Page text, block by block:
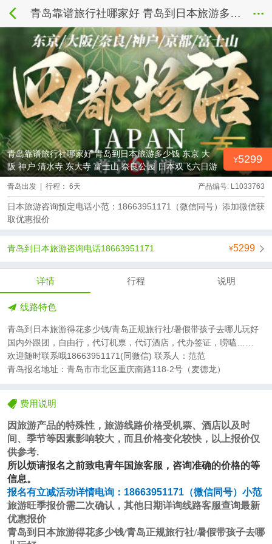
青岛靠谱旅行社哪家好 青岛到日本旅游多少钱 东京 大阪 神户 清水寺 东大寺 富士山 奈良公园 日本双飞六日游
青岛靠谱旅行社哪家好 青岛到日本旅游多少钱 东京 大
阪 神户 清水寺 东大寺 富士山 奈良公园 日本双飞六日游
5299
产品编号: L1033763
青岛出发 | 行程： 6天
日本旅游咨询预定电话小范：18663951171（微信同号）添加微信获
取优惠报价
5299
青岛到日本旅游咨询电话18663951171
详情 行程 说明
线路特色
青岛到日本旅游得花多少钱/青岛正规旅行社/暑假带孩子去哪儿玩好
国内外跟团，自由行，代订机票，代订酒店，代办签证，唠嗑……
欢迎随时联系哦18663951171(同微信) 联系人：范范
青岛报名地址：青岛市市北区重庆南路118-2号（麦德龙）
费用说明
因旅游产品的特殊性，旅游线路价格受机票、酒店以及时
间、季节等因素影响较大，而且价格变化较快，以上报价仅
供参考.
所以烦请报名之前致电青年国旅客服，咨询准确的价格的等
信息。
报名有立减活动详情电询： 18663951171 （微信同号） 小范
旅游旺季报价需二次确认，其他日期详询线路客服查询最新
优惠报价
青岛到日本旅游得花多少钱/青岛正规旅行社/暑假带孩子去哪